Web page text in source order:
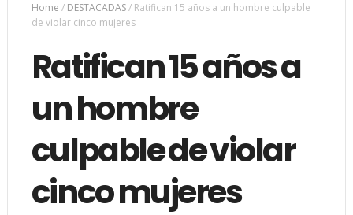
Home / DESTACADAS/ Ratifican 15 años a un hombre culpable
de violar cinco mujeres
Ratifican 15 años a
un hombre
culpable de violar
cinco mujeres